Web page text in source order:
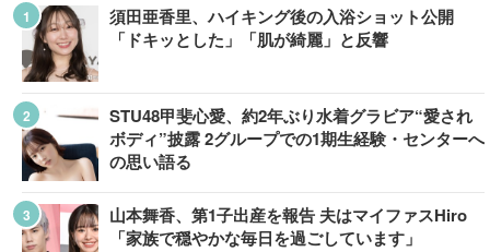
須田亜香里、ハイキング後の入浴ショット公開
「ドキッとした」「肌が綺麗」と反響
STU48甲斐心愛、約2年ぶり水着グラビア“愛され
ボディ”披露 2グループでの1期生経験・センターへ
の思い語る
山本舞香、第1子出産を報告 夫はマイファスHiro
「家族で穏やかな毎日を過ごしています」